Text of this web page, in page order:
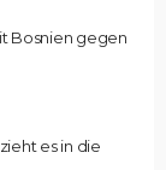
Bosnien gegen
es in die